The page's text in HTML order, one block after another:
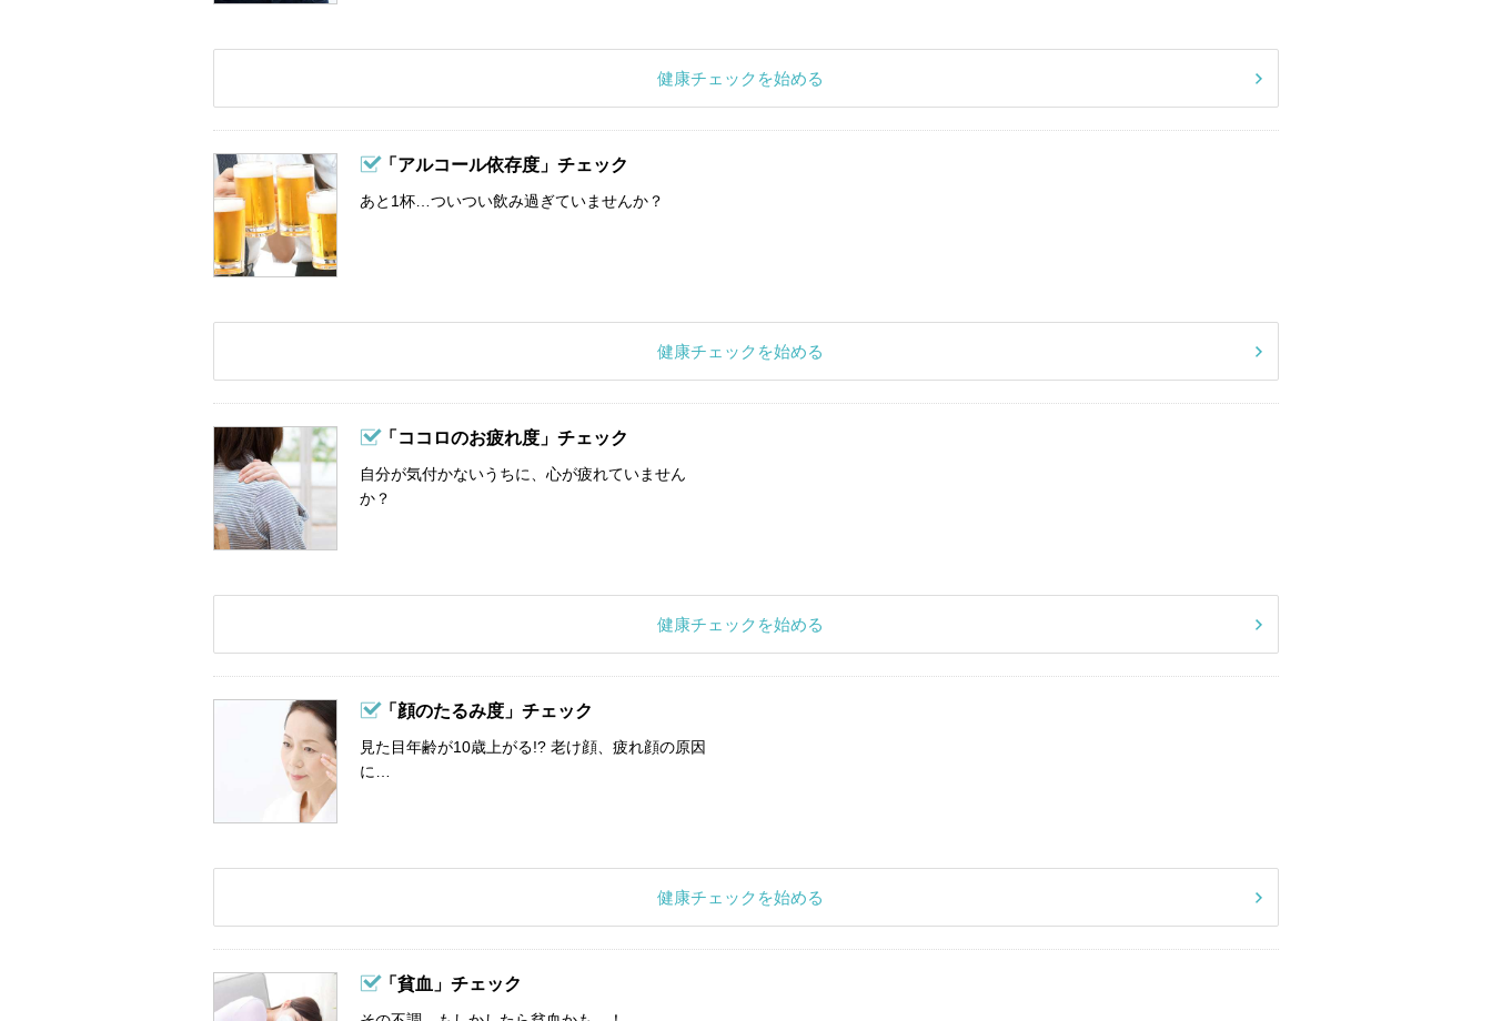
健康チェックを始める
「アルコール依存度」チェック
あと1杯…ついつい飲み過ぎていませんか？
健康チェックを始める
「ココロのお疲れ度」チェック
自分が気付かないうちに、心が疲れていません
か？
健康チェックを始める
「顔のたるみ度」チェック
見た目年齢が10歳上がる!? 老け顔、疲れ顔の原因
に…
健康チェックを始める
「貧血」チェック